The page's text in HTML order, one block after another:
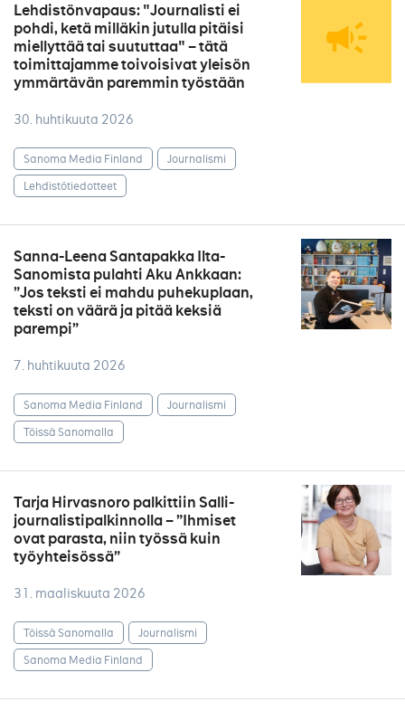
Lehdistönvapaus: "Journalisti ei
pohdi, ketä milläkin jutulla pitäisi
miellyttää tai suututtaa" – tätä
toimittajamme toivoisivat yleisön
ymmärtävän paremmin työstään
30. huhtikuuta 2026
Sanoma Media Finland
Journalismi
Lehdistötiedotteet
Sanna-Leena Santapakka Ilta-
Sanomista pulahti Aku Ankkaan:
”Jos teksti ei mahdu puhekuplaan,
teksti on väärä ja pitää keksiä
parempi”
7. huhtikuuta 2026
Sanoma Media Finland
Journalismi
Töissä Sanomalla
Tarja Hirvasnoro palkittiin Salli-
journalistipalkinnolla – ”Ihmiset
ovat parasta, niin työssä kuin
työyhteisössä”
31. maaliskuuta 2026
Töissä Sanomalla
Journalismi
Sanoma Media Finland